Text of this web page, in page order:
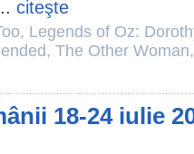
citeşte
, Legends of Oz:
, The Other Woman
18-24 iulie